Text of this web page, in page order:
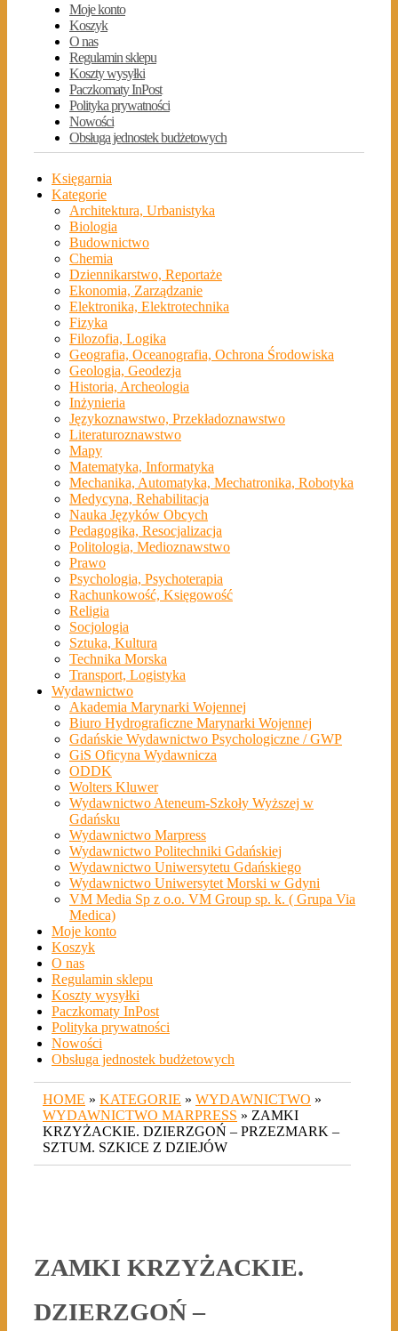
Moje konto
Koszyk
O nas
Regulamin sklepu
Koszty wysyłki
Paczkomaty InPost
Polityka prywatności
Nowości
Obsługa jednostek budżetowych
Księgarnia
Kategorie
Architektura, Urbanistyka
Biologia
Budownictwo
Chemia
Dziennikarstwo, Reportaże
Ekonomia, Zarządzanie
Elektronika, Elektrotechnika
Fizyka
Filozofia, Logika
Geografia, Oceanografia, Ochrona Środowiska
Geologia, Geodezja
Historia, Archeologia
Inżynieria
Językoznawstwo, Przekładoznawstwo
Literaturoznawstwo
Mapy
Matematyka, Informatyka
Mechanika, Automatyka, Mechatronika, Robotyka
Medycyna, Rehabilitacja
Nauka Języków Obcych
Pedagogika, Resocjalizacja
Politologia, Medioznawstwo
Prawo
Psychologia, Psychoterapia
Rachunkowość, Księgowość
Religia
Socjologia
Sztuka, Kultura
Technika Morska
Transport, Logistyka
Wydawnictwo
Akademia Marynarki Wojennej
Biuro Hydrograficzne Marynarki Wojennej
Gdańskie Wydawnictwo Psychologiczne / GWP
GiS Oficyna Wydawnicza
ODDK
Wolters Kluwer
Wydawnictwo Ateneum-Szkoły Wyższej w
Gdańsku
Wydawnictwo Marpress
Wydawnictwo Politechniki Gdańskiej
Wydawnictwo Uniwersytetu Gdańskiego
Wydawnictwo Uniwersytet Morski w Gdyni
VM Media Sp z o.o. VM Group sp. k. ( Grupa Via
Medica)
Moje konto
Koszyk
O nas
Regulamin sklepu
Koszty wysyłki
Paczkomaty InPost
Polityka prywatności
Nowości
Obsługa jednostek budżetowych
HOME » KATEGORIE » WYDAWNICTWO »
WYDAWNICTWO MARPRESS » ZAMKI
KRZYŻACKIE. DZIERZGOŃ – PRZEZMARK –
SZTUM. SZKICE Z DZIEJÓW
ZAMKI KRZYŻACKIE.
DZIERZGOŃ –